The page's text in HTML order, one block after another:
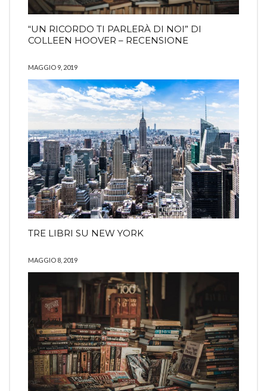
“UN RICORDO TI PARLERÀ DI NOI” DI
COLLEEN HOOVER – RECENSIONE
MAGGIO 9, 2019
TRE LIBRI SU NEW YORK
MAGGIO 8, 2019